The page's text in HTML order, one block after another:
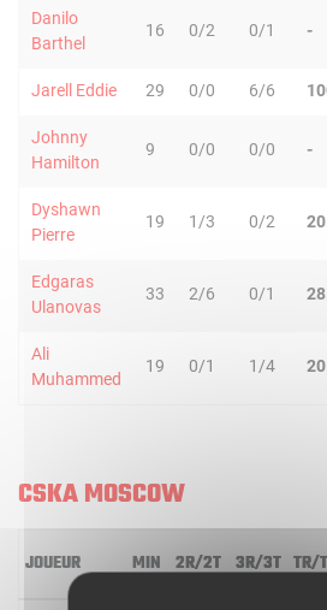
Danilo
Barthel
16 0/2 0/1 -
Jarell Eddie 29 0/0 6/6
Johnny
Hamilton
9 0/0 0/0 -
Dyshawn
Pierre
19 1/3 0/2
Edgaras
Ulanovas
33 2/6 0/1
Ali
Muhammed
19 0/1 1/4
CSKA MOSCOW
JOUEUR MIN 2R/2T 3R/3T TR/